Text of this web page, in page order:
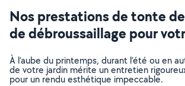
Nos prestations de tonte
de débroussaillage pour
À l’aube du printemps, durant l’été ou en
de votre jardin mérite un entretien
pour un rendu esthétique impeccable.